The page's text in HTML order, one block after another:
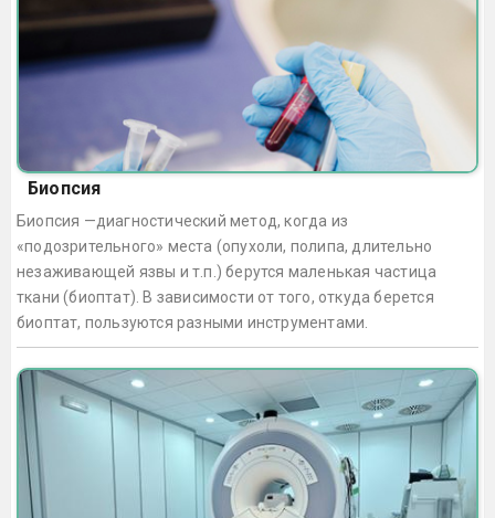
Биопсия
Биопсия —диагностический метод, когда из
«подозрительного» места (опухоли, полипа, длительно
незаживающей язвы и т.п.) берутся маленькая частица
ткани (биоптат). В зависимости от того, откуда берется
биоптат, пользуются разными инструментами.